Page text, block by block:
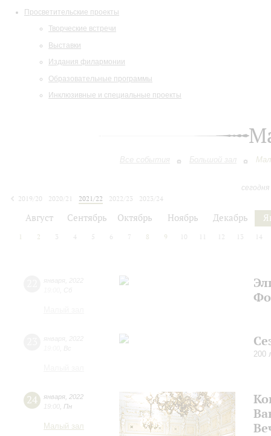
Просветительские проекты
Творческие встречи
Выставки
Издания филармонии
Образовательные программы
Инклюзивные и специальные проекты
Все события Большой зал
2019/20
2020/21 2021/22 2022/23
2023/24
Август Сентябрь Октябрь Ноябрь Декабрь
1 2 3 4 5 6 7 8 9 10 12 13 14
200
24 января 2022
19:00 Пн
Малый зал